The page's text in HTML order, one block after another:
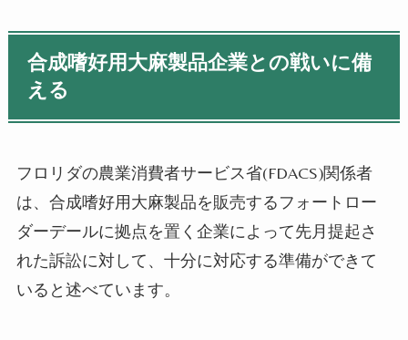
合成嗜好用大麻製品企業との戦いに備
える
フロリダの農業消費者サービス省(FDACS)関係者
は、合成嗜好用大麻製品を販売するフォートロー
ダーデールに拠点を置く企業によって先月提起さ
れた訴訟に対して、十分に対応する準備ができて
いると述べています。